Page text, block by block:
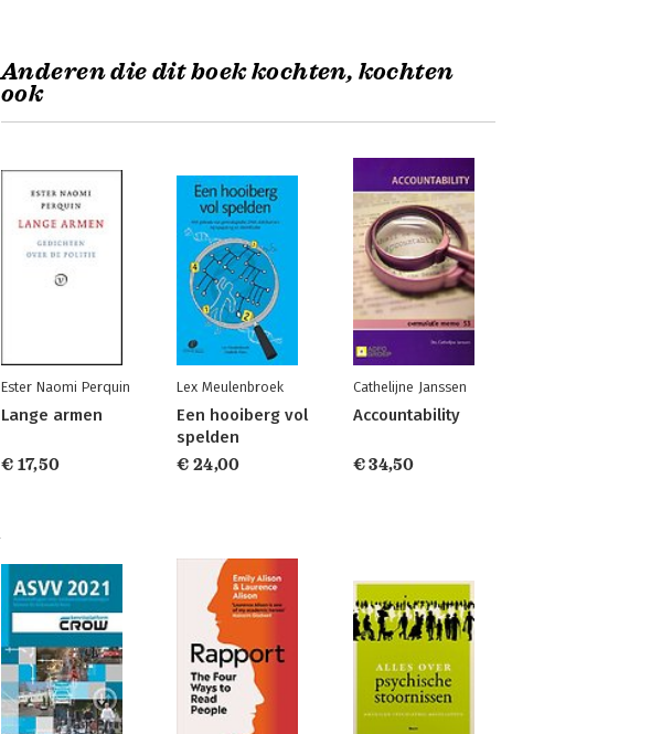
Anderen die dit boek kochten, kochten
ook
Ester Naomi Perquin
Lange armen
€ 17,50
Lex Meulenbroek
Een hooiberg vol
spelden
€ 24,00
Cathelijne Janssen
Accountability
€ 34,50